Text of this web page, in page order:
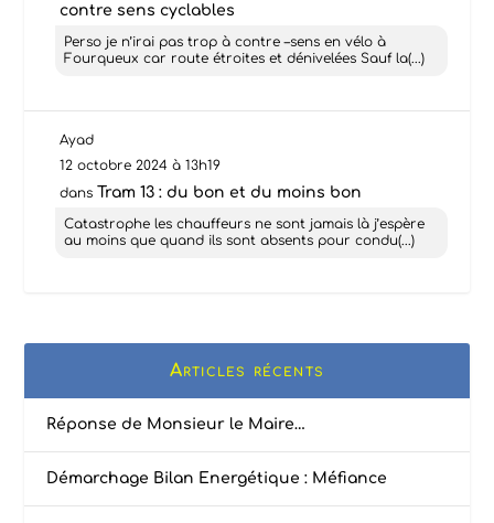
contre sens cyclables
Perso je n’irai pas trop à contre –sens en vélo à
Fourqueux car route étroites et dénivelées Sauf la(...)
Ayad
12 octobre 2024 à 13h19
dansTram 13 : du bon et du moins bon
Catastrophe les chauffeurs ne sont jamais là j’espère
au moins que quand ils sont absents pour condu(...)
Articles récents
Réponse de Monsieur le Maire…
Démarchage Bilan Energétique : Méfiance